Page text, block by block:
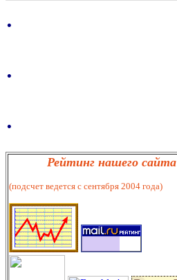
.
.
.
Рейтинг нашего сайта
(подсчет ведется с сентября 2004 года)